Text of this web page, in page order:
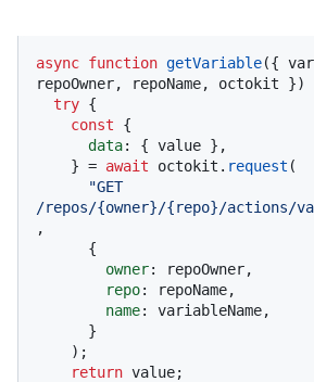
async function getVariable({
repoOwner, repoName, octokit })
try {
const {
data: { value },
    } =
await octokit. request (
"GET
/repos/{owner}/{repo}/actions/
,
owner: repoOwner,
repo: repoName,
name: variableName,
return value;